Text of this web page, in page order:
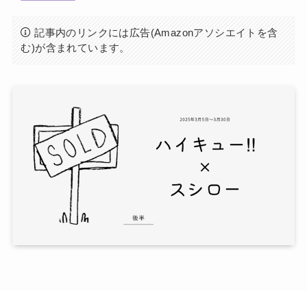
記事内のリンクには広告(Amazonアソシエイトを含
む)が含まれています。